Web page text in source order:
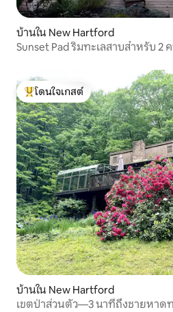
บ้านใน New Hartford
Sunset Pad ริมทะเลสาบสำหรับ 2
โดนใจเกสต์ที่สุด
โดนใจเกสต์
บ้านใน New Hartford
เขตป่าส่วนตัว—3 นาทีถึงชายหาดท